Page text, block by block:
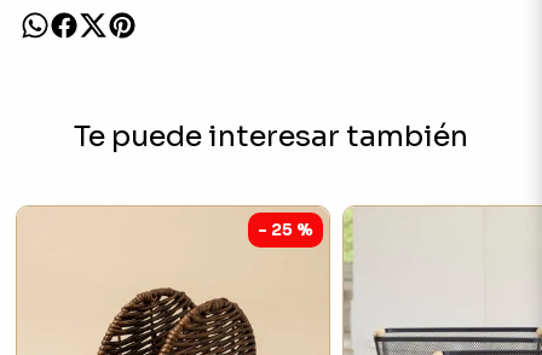
Te puede interesar también
- 25 %